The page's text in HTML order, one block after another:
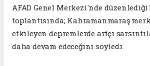
AFAD Genel Merkezi'nde düzenlediği
toplantısında; Kahramanmaraş
etkileyen depremlerde artçı
daha devam edeceğini söyledi.